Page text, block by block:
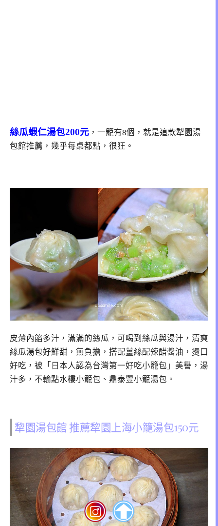
絲瓜蝦仁湯包200元 ，一籠有8個，就是這款犁園湯
包館推薦，幾乎每桌都點，很狂。
皮薄內餡多汁，滿滿的絲瓜，可喝到絲瓜與湯汁，清爽
絲瓜湯包好鮮甜，無負擔，搭配薑絲配辣醋醬油，燙口
好吃，被「日本人認為台灣第一好吃小籠包」美譽，湯
汁多，不輸點水樓小籠包、鼎泰豐小籠湯包。
犂園湯包館 推薦犂園上海小籠湯包150元